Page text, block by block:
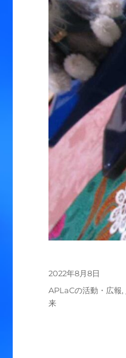
投
稿
日:
2022年8月8日
カ
テ
APLaCの活動・広報,
来